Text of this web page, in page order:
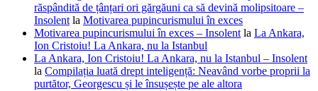
răspândită de țânțari ori gărgăuni ca să devină molipsitoare –
Insolent la Motivarea pupincurismului în exces
Motivarea pupincurismului în exces – Insolent la La Ankara,
Ion Cristoiu! La Ankara, nu la Istanbul
La Ankara, Ion Cristoiu! La Ankara, nu la Istanbul – Insolent
la Compilația luată drept inteligență: Neavând vorbe proprii la
purtător, Georgescu și le însușește pe ale altora